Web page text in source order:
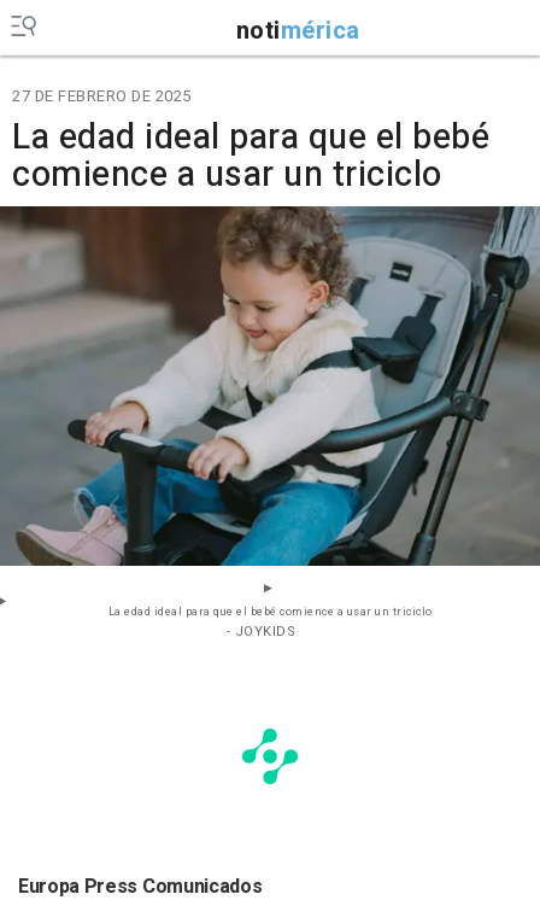
notimérica
27 DE FEBRERO DE 2025
La edad ideal para que el bebé
comience a usar un triciclo
La edad ideal para que el bebé comience a usar un triciclo
- JOYKIDS
Europa Press Comunicados